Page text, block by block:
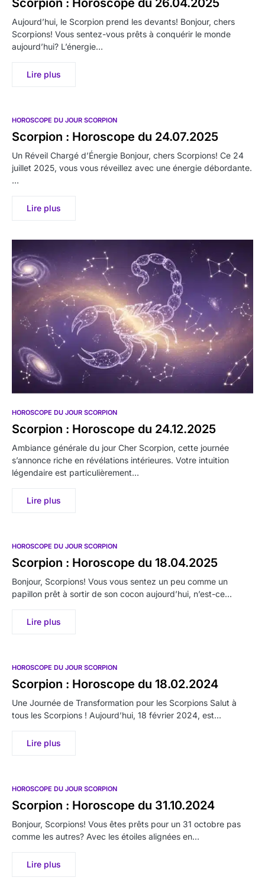
Scorpion : Horoscope du 26.04.2025
Aujourd’hui, le Scorpion prend les devants! Bonjour, chers
Scorpions! Vous sentez-vous prêts à conquérir le monde
aujourd’hui? L’énergie…
Lire plus
HOROSCOPE DU JOUR SCORPION
Scorpion : Horoscope du 24.07.2025
Un Réveil Chargé d’Énergie Bonjour, chers Scorpions! Ce 24
juillet 2025, vous vous réveillez avec une énergie débordante.
…
Lire plus
HOROSCOPE DU JOUR SCORPION
Scorpion : Horoscope du 24.12.2025
Ambiance générale du jour Cher Scorpion, cette journée
s’annonce riche en révélations intérieures. Votre intuition
légendaire est particulièrement…
Lire plus
HOROSCOPE DU JOUR SCORPION
Scorpion : Horoscope du 18.04.2025
Bonjour, Scorpions! Vous vous sentez un peu comme un
papillon prêt à sortir de son cocon aujourd’hui, n’est-ce…
Lire plus
HOROSCOPE DU JOUR SCORPION
Scorpion : Horoscope du 18.02.2024
Une Journée de Transformation pour les Scorpions Salut à
tous les Scorpions ! Aujourd’hui, 18 février 2024, est…
Lire plus
HOROSCOPE DU JOUR SCORPION
Scorpion : Horoscope du 31.10.2024
Bonjour, Scorpions! Vous êtes prêts pour un 31 octobre pas
comme les autres? Avec les étoiles alignées en…
Lire plus